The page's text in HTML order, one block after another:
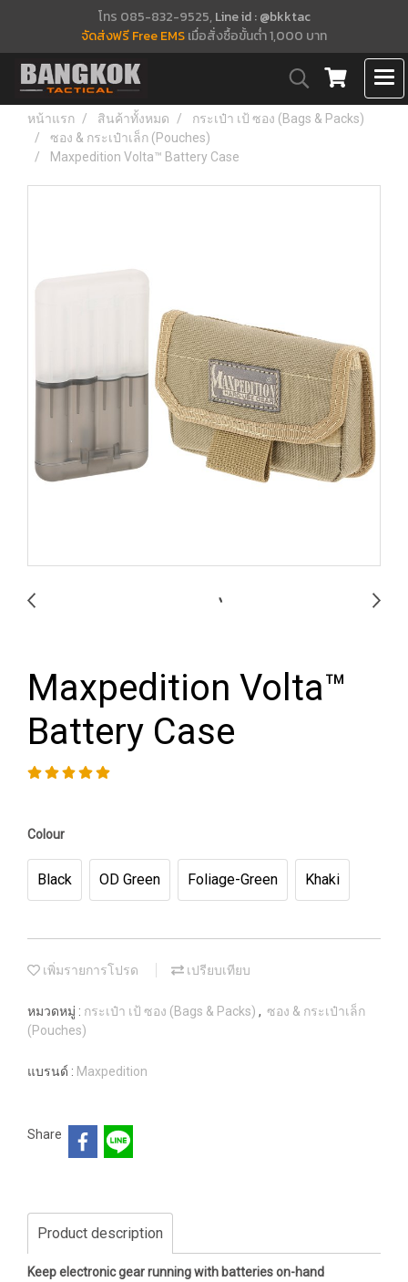
โทร 085-832-9525, Line id : @bkktac
จัดส่งฟรี Free EMSเมื่อสั่งซื้อขั้นต่ำ 1,000 บาท
หน้าแรก สินค้าทั้งหมด
กระเป๋า เป้ ซอง (Bags & Packs)
ซอง & กระเป๋าเล็ก (Pouches)
Maxpedition Volta™ Battery Case
Maxpedition Volta™
Battery Case
Colour
Black OD Green Foliage-Green Khaki
เพิ่มรายการโปรด เปรียบเทียบ
หมวดหมู่ : กระเป๋า เป้ ซอง (Bags & Packs) , ซอง & กระเป๋าเล็ก
(Pouches)
แบรนด์ : Maxpedition
Share
Product description
Keep electronic gear running with batteries on-hand